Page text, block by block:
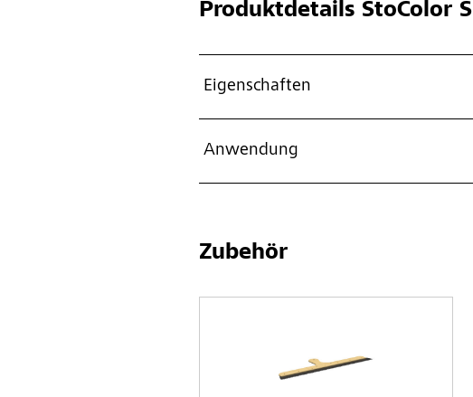
ProduktdetailsStoColor S
Eigenschaften
Anwendung
Zubehör